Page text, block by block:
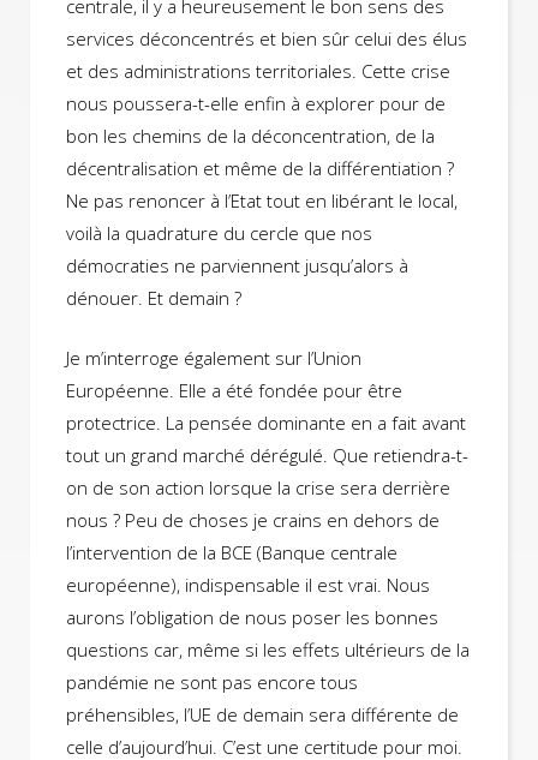
centrale, il y a heureusement le bon sens des
services déconcentrés et bien sûr celui des élus
et des administrations territoriales. Cette crise
nous poussera-t-elle enfin à explorer pour de
bon les chemins de la déconcentration, de la
décentralisation et même de la différentiation ?
Ne pas renoncer à l’Etat tout en libérant le local,
voilà la quadrature du cercle que nos
démocraties ne parviennent jusqu’alors à
dénouer. Et demain ?
Je m’interroge également sur l’Union
Européenne. Elle a été fondée pour être
protectrice. La pensée dominante en a fait avant
tout un grand marché dérégulé. Que retiendra-t-
on de son action lorsque la crise sera derrière
nous ? Peu de choses je crains en dehors de
l’intervention de la BCE (Banque centrale
européenne), indispensable il est vrai. Nous
aurons l’obligation de nous poser les bonnes
questions car, même si les effets ultérieurs de la
pandémie ne sont pas encore tous
préhensibles, l’UE de demain sera différente de
celle d’aujourd’hui. C’est une certitude pour moi.